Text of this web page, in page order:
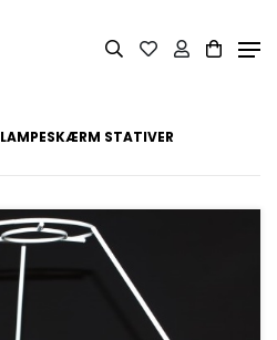
LAMPESKÆRM STATIVER